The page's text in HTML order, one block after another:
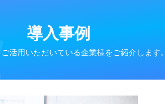
導入事例
活用いただいている企業様をご紹介します。